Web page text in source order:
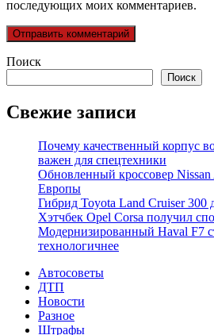
последующих моих комментариев.
Поиск
Поиск
Свежие записи
Почему качественный корпус
важен для спецтехники
Обновленный кроссовер Nissan
Европы
Гибрид Toyota Land Cruiser 300
Хэтчбек Opel Corsa получил
Модернизированный Haval F7
технологичнее
Автосоветы
ДТП
Новости
Разное
Штрафы